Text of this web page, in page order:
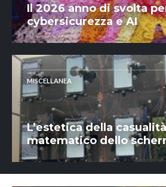
Il 2026 anno di svolta
cybersicurezza e AI
MISCELLANEA
L’estetica della
matematico dello